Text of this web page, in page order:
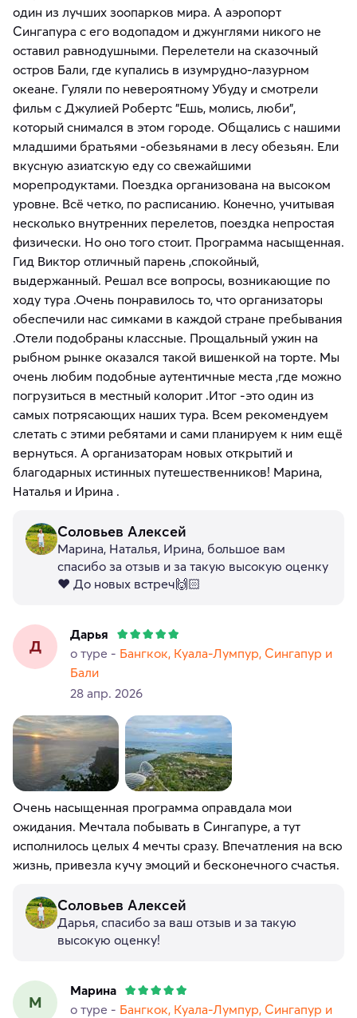
один из лучших зоопарков мира. А аэропорт
Сингапура с его водопадом и джунглями никого не
оставил равнодушными. Перелетели на сказочный
остров Бали, где купались в изумрудно-лазурном
океане. Гуляли по невероятному Убуду и смотрели
фильм с Джулией Робертс "Ешь, молись, люби",
который снимался в этом городе. Общались с нашими
младшими братьями -обезьянами в лесу обезьян. Ели
вкусную азиатскую еду со свежайшими
морепродуктами. Поездка организована на высоком
уровне. Всё четко, по расписанию. Конечно, учитывая
несколько внутренних перелетов, поездка непростая
физически. Но оно того стоит. Программа насыщенная.
Гид Виктор отличный парень ,спокойный,
выдержанный. Решал все вопросы, возникающие по
ходу тура .Очень понравилось то, что организаторы
обеспечили нас симками в каждой стране пребывания
.Отели подобраны классные. Прощальный ужин на
рыбном рынке оказался такой вишенкой на торте. Мы
очень любим подобные аутентичные места ,где можно
погрузиться в местный колорит .Итог -это один из
самых потрясающих наших тура. Всем рекомендуем
слетать с этими ребятами и сами планируем к ним ещё
вернуться. А организаторам новых открытий и
благодарных истинных путешественников! Марина,
Наталья и Ирина .
Соловьев Алексей
Марина, Наталья, Ирина, большое вам
спасибо за отзыв и за такую высокую оценку
❤️ До новых встреч🙌🏻
Д
Дарья
о туре - Бангкок, Куала-Лумпур, Сингапур и
Бали
28 апр. 2026
Очень насыщенная программа оправдала мои
ожидания. Мечтала побывать в Сингапуре, а тут
исполнилось целых 4 мечты сразу. Впечатления на всю
жизнь, привезла кучу эмоций и бесконечного счастья.
Соловьев Алексей
Дарья, спасибо за ваш отзыв и за такую
высокую оценку!
М
Марина
о туре - Бангкок, Куала-Лумпур, Сингапур и